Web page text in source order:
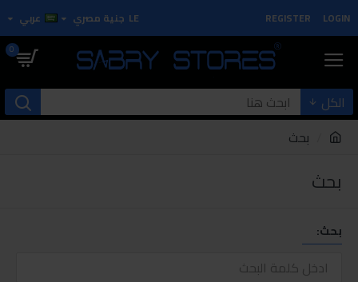
LOGIN
REGISTER
LE جنية مصري عربي
0
الكل
بحث
بحث
بحث: